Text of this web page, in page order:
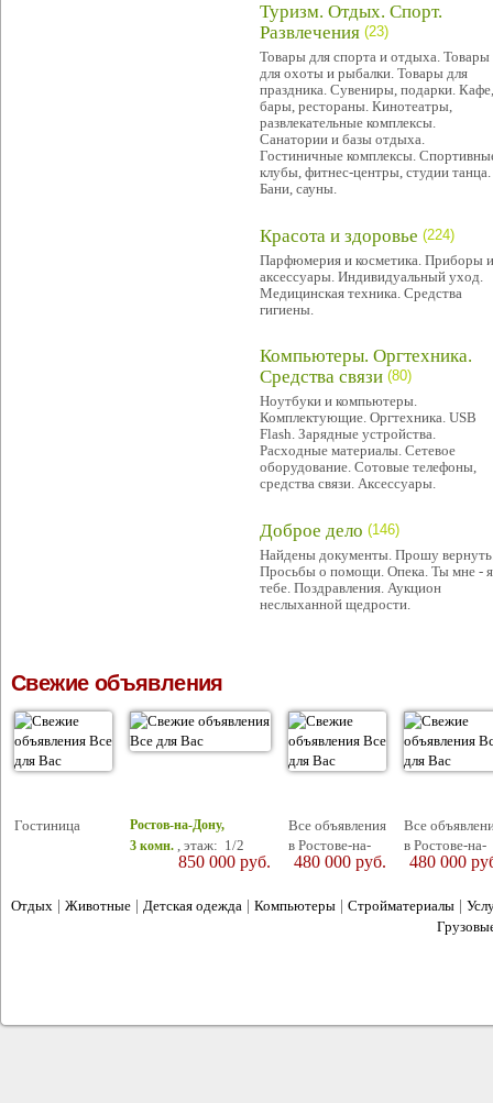
Туризм. Отдых. Спорт.
Развлечения (23)
Товары для спорта и отдыха. Товары
для охоты и рыбалки. Товары для
праздника. Сувениры, подарки. Кафе,
бары, рестораны. Кинотеатры,
развлекательные комплексы.
Санатории и базы отдыха.
Гостиничные комплексы.
клубы, фитнес-центры, студии танца.
Бани, сауны.
Красота и здоровье (224)
Парфюмерия и косметика. Приборы и
аксессуары. Индивидуальный уход.
Медицинская техника. Средства
гигиены.
Компьютеры. Оргтехника.
Средства связи (80)
Ноутбуки и компьютеры.
Комплектующие. Оргтехника. USB
Flash. Зарядные устройства.
Расходные материалы. Сетевое
оборудование. Сотовые телефоны,
средства связи. Аксессуары.
Доброе дело (146)
Найдены документы. Прошу
Просьбы о помощи. Опека. Ты мне - я
тебе. Поздравления. Аукцион
неслыханной щедрости.
Свежие объявления
Гостиница
Ростов-на-Дону,
3 комн. , этаж: 1/2
площадь: 80/30/15 м2,
850 000 руб.
Все объявления
в Ростове-на-
Дону /
/ Дома, дачи,
480 000 руб.
Все
в Ростове-на-
Дону /
/ Дома, дачи,
коттеджи /
480 000
Отдых |Животные | Детская одежда |Компьютеры |Стройматериалы |